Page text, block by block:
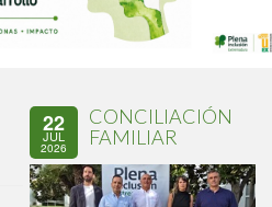
22
JUL
2026
CONCILIACIÓN
FAMILIAR